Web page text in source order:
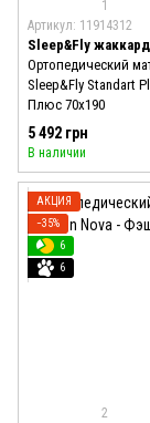
1
Артикул: 11914312
Sleep&Fly жаккард
Ортопедический
Sleep&Fly Standart
Плюс 70x190
5 492 грн
В наличии
АКЦИЯ
−35%
6
6
2